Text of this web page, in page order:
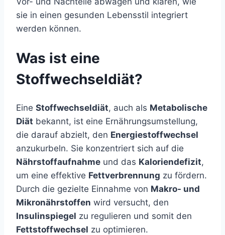
sie in einen gesunden Lebensstil integriert
werden können.
Was ist eine
Stoffwechseldiät?
Eine Stoffwechseldiät, auch als Metabolische
Diät bekannt, ist eine Ernährungsumstellung,
die darauf abzielt, den Energiestoffwechsel
anzukurbeln. Sie konzentriert sich auf die
Nährstoffaufnahme und das Kaloriendefizit,
um eine effektive Fettverbrennung zu fördern.
Durch die gezielte Einnahme von Makro- und
Mikronährstoffen wird versucht, den
Insulinspiegel zu regulieren und somit den
Fettstoffwechsel zu optimieren.